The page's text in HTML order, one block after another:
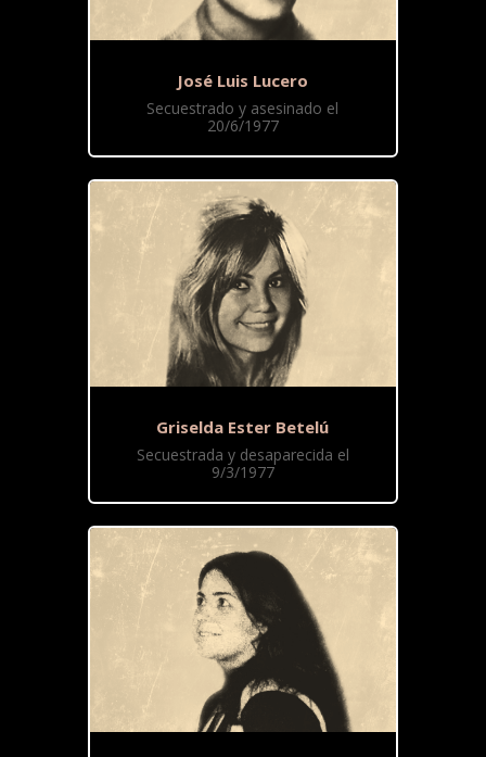
José Luis Lucero
Secuestrado y asesinado el
20/6/1977
Griselda Ester Betelú
Secuestrada y desaparecida el
9/3/1977